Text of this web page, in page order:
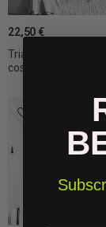
Tria idioma! Mira
costat...
22,50 €